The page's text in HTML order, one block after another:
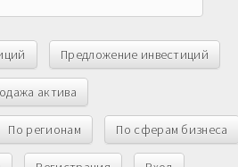
Предложение инвестиций
актива
По регионам По сферам бизнеса